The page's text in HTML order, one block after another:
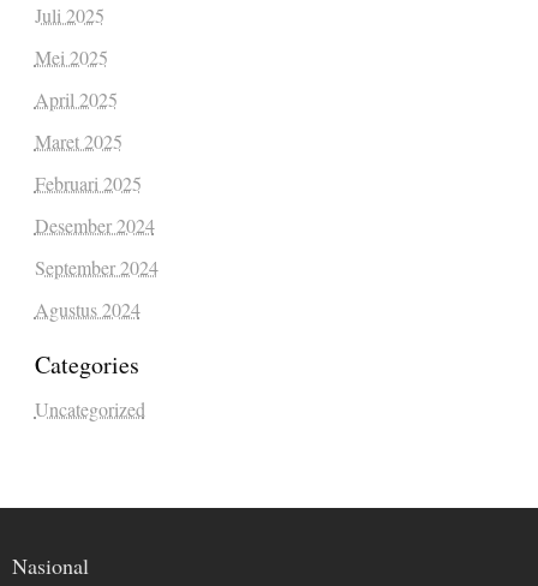
Juli 2025
Mei 2025
April 2025
Maret 2025
Februari 2025
Desember 2024
September 2024
Agustus 2024
Categories
Uncategorized
Nasional